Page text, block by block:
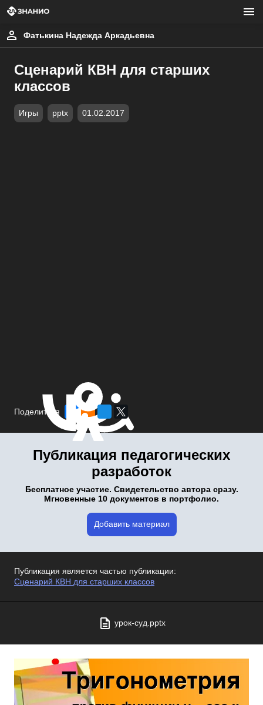
Фатькина Надежда Аркадьевна
Сценарий КВН для старших
классов
Игры pptx 01.02.2017
Поделиться
Публикация педагогических
разработок
Бесплатное участие. Свидетельство автора сразу.
Мгновенные 10 документов в портфолио.
Добавить материал
Публикация является частью публикации:
Сценарий КВН для старших классов
урок-суд.pptx